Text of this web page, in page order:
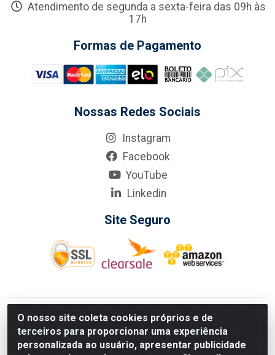
O nosso site coleta cookies próprios e de
terceiros para proporcionar uma experiência
personalizada ao usuário, apresentar publicidade
Atendimento de segunda a sexta-feira das 09h às
17h
Formas de Pagamento
Nossas Redes Sociais
Instagram
Facebook
YouTube
Linkedin
Site Seguro
KarneKeijo Logistica Integrada LTDA - Rod. Br-101 Sul, nº3700
- Barro, Recife/PE, 50900-400 CNPJ: 24.150.377/0001-95
Estados atendidos pela KarneKeijo: PE, PB e RN.